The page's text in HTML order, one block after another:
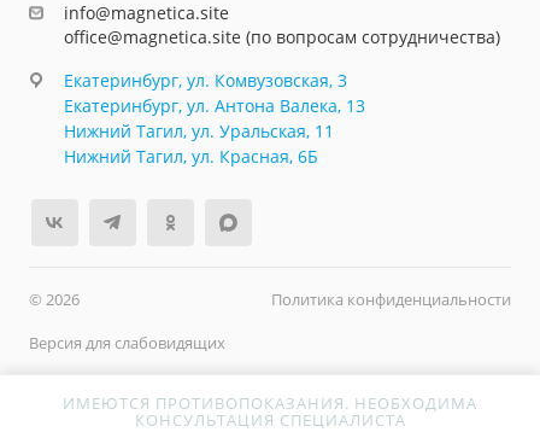
info@magnetica.site
office@magnetica.site (по вопросам сотрудничества)
Екатеринбург, ул. Комвузовская, 3
Екатеринбург, ул. Антона Валека, 13
Нижний Тагил, ул. Уральская, 11
Нижний Тагил, ул. Красная, 6Б
© 2026
Политика конфиденциальности
Версия для слабовидящих
ИМЕЮТСЯ ПРОТИВОПОКАЗАНИЯ. НЕОБХОДИМА
КОНСУЛЬТАЦИЯ СПЕЦИАЛИСТА